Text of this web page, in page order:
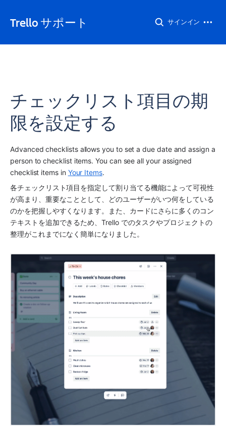
Trello サポート サインイン
チェックリスト項目の期
限を設定する
Advanced checklists allows you to set a due date and assign a
person to checklist items. You can see all your assigned
checklist items in Your Items.
各チェックリスト項目を指定して割り当てる機能によって可視性
が高まり、重要なこととして、どのユーザーがいつ何をしている
のかを把握しやすくなります。また、カードにさらに多くのコン
テキストを追加できるため、Trello でのタスクやプロジェクトの
整理がこれまでになく簡単になりました。